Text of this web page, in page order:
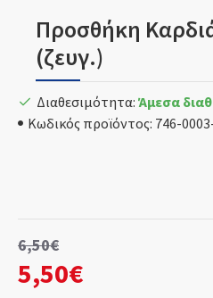
Προσθήκη
(ζευγ.)
5,50€
6,50€
Διαθεσιμότητα: Άμεσα
Κωδικός προϊόντος: 746-